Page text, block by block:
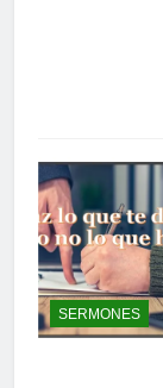
SERMONES